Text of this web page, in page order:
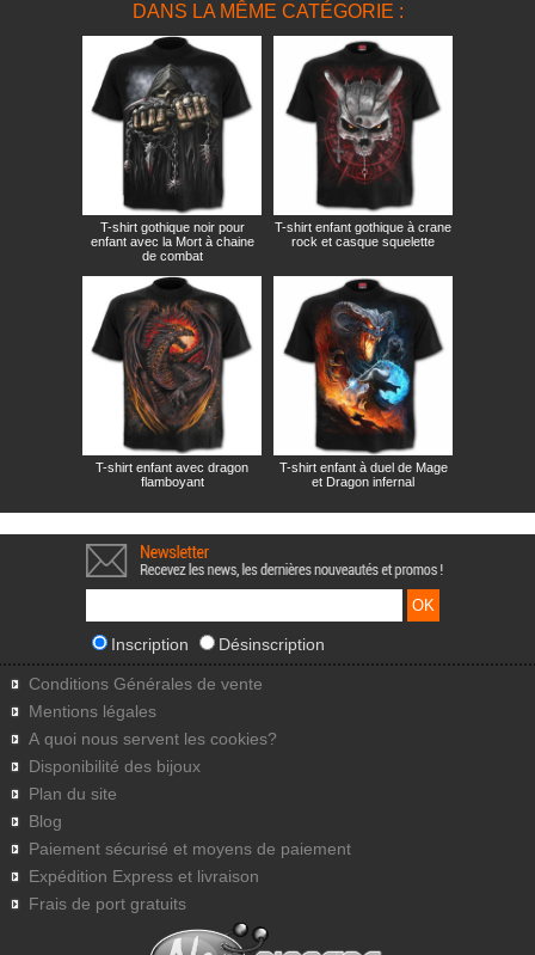
DANS LA MÊME CATÉGORIE :
T-shirt gothique noir pour
enfant avec la Mort à chaine
de combat
T-shirt enfant gothique à crane
rock et casque squelette
T-shirt enfant avec dragon
flamboyant
T-shirt enfant à duel de Mage
et Dragon infernal
Inscription Désinscription
Conditions Générales de vente
Mentions légales
A quoi nous servent les cookies?
Disponibilité des bijoux
Plan du site
Blog
Paiement sécurisé et moyens de paiement
Expédition Express et livraison
Frais de port gratuits